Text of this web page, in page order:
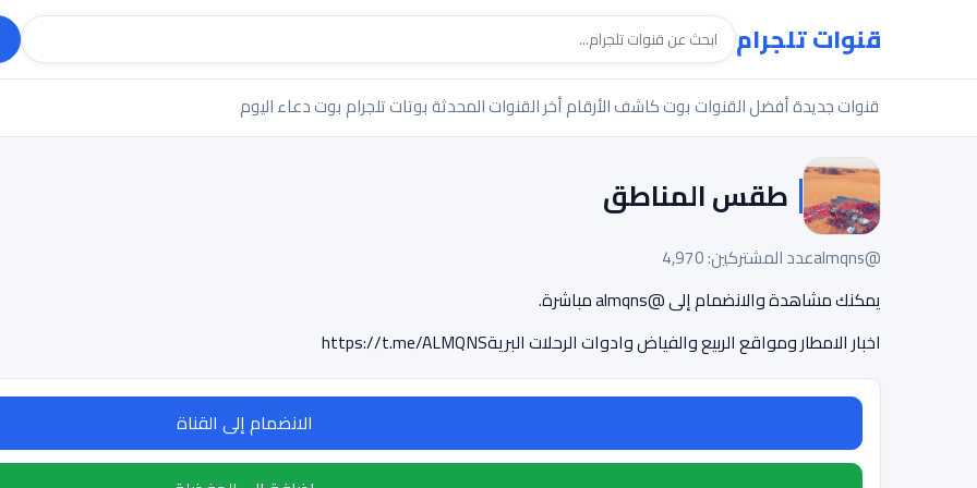
قنوات تلجرام
قنوات جديدةأفضل القنواتبوت كاشف الأرقامأخر القنوات المحدثةبوتات تلجرام بوت دعاء اليوم
طقس المناطق
@almqns
عدد المشتركين: 4,970
يمكنك مشاهدة والانضمام إلى @almqns مباشرة.
اخبار الامطار ومواقع الربيع والفياض وادوات الرحلات البريةhttps://t.me/ALMQNS
الانضمام إلى القناة